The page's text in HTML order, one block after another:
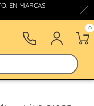
EN MARCAS
0